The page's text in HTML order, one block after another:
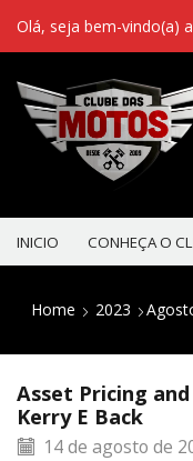
Olá, seja bem-vindo(a)
INICIO CONHEÇA O
Home 2023
Asset Pricing
Kerry E Back
14 de agosto de